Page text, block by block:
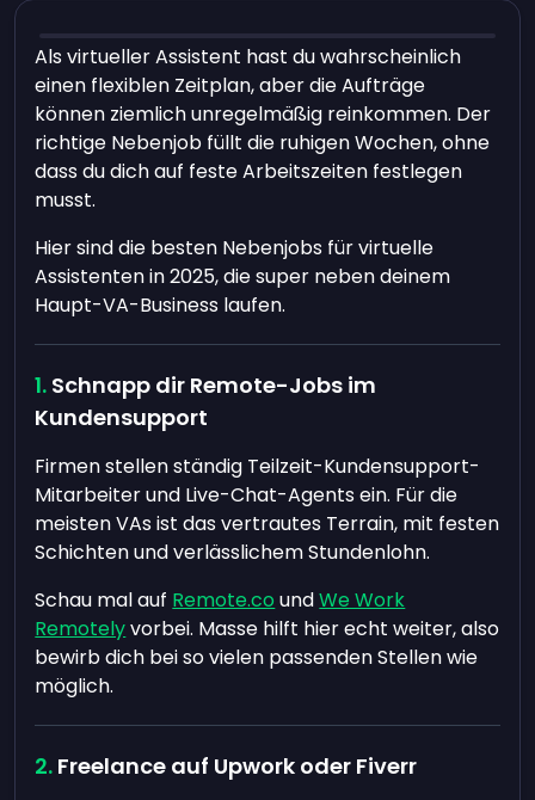
Als virtueller Assistent hast du wahrscheinlich
einen flexiblen Zeitplan, aber die Aufträge
können ziemlich unregelmäßig reinkommen. Der
richtige Nebenjob füllt die ruhigen Wochen, ohne
dass du dich auf feste Arbeitszeiten festlegen
musst.
Hier sind die besten Nebenjobs für virtuelle
Assistenten in 2025, die super neben deinem
Haupt-VA-Business laufen.
Schnapp dir Remote-Jobs im
Kundensupport
Firmen stellen ständig Teilzeit-Kundensupport-
Mitarbeiter und Live-Chat-Agents ein. Für die
meisten VAs ist das vertrautes Terrain, mit festen
Schichten und verlässlichem Stundenlohn.
Schau mal auf Remote.co undWe Work
Remotelyvorbei. Masse hilft hier echt weiter, also
bewirb dich bei so vielen passenden Stellen wie
möglich.
Freelance auf Upwork oder Fiverr